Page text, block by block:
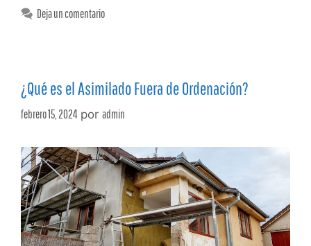
Deja un comentario
¿Qué es el Asimilado Fuera de Ordenación?
febrero 15, 2024 por admin